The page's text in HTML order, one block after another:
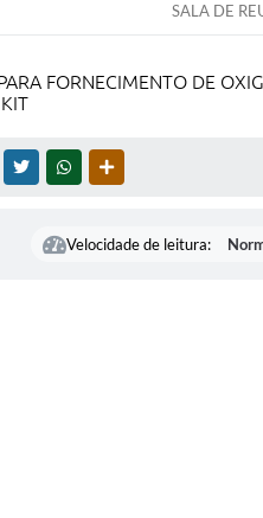
SALA DE
FORNECIMENTO DE
TWITTERWHATSAPP
Velocidade de leitura: